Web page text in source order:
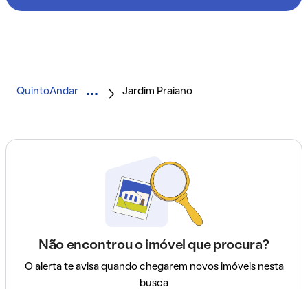
QuintoAndar Jardim Praiano
Não encontrou o imóvel que procura?
O alerta te avisa quando chegarem novos imóveis nesta
busca